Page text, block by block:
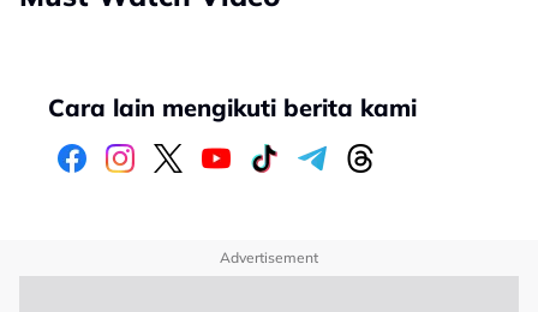
Cara lain mengikuti berita kami
Advertisement